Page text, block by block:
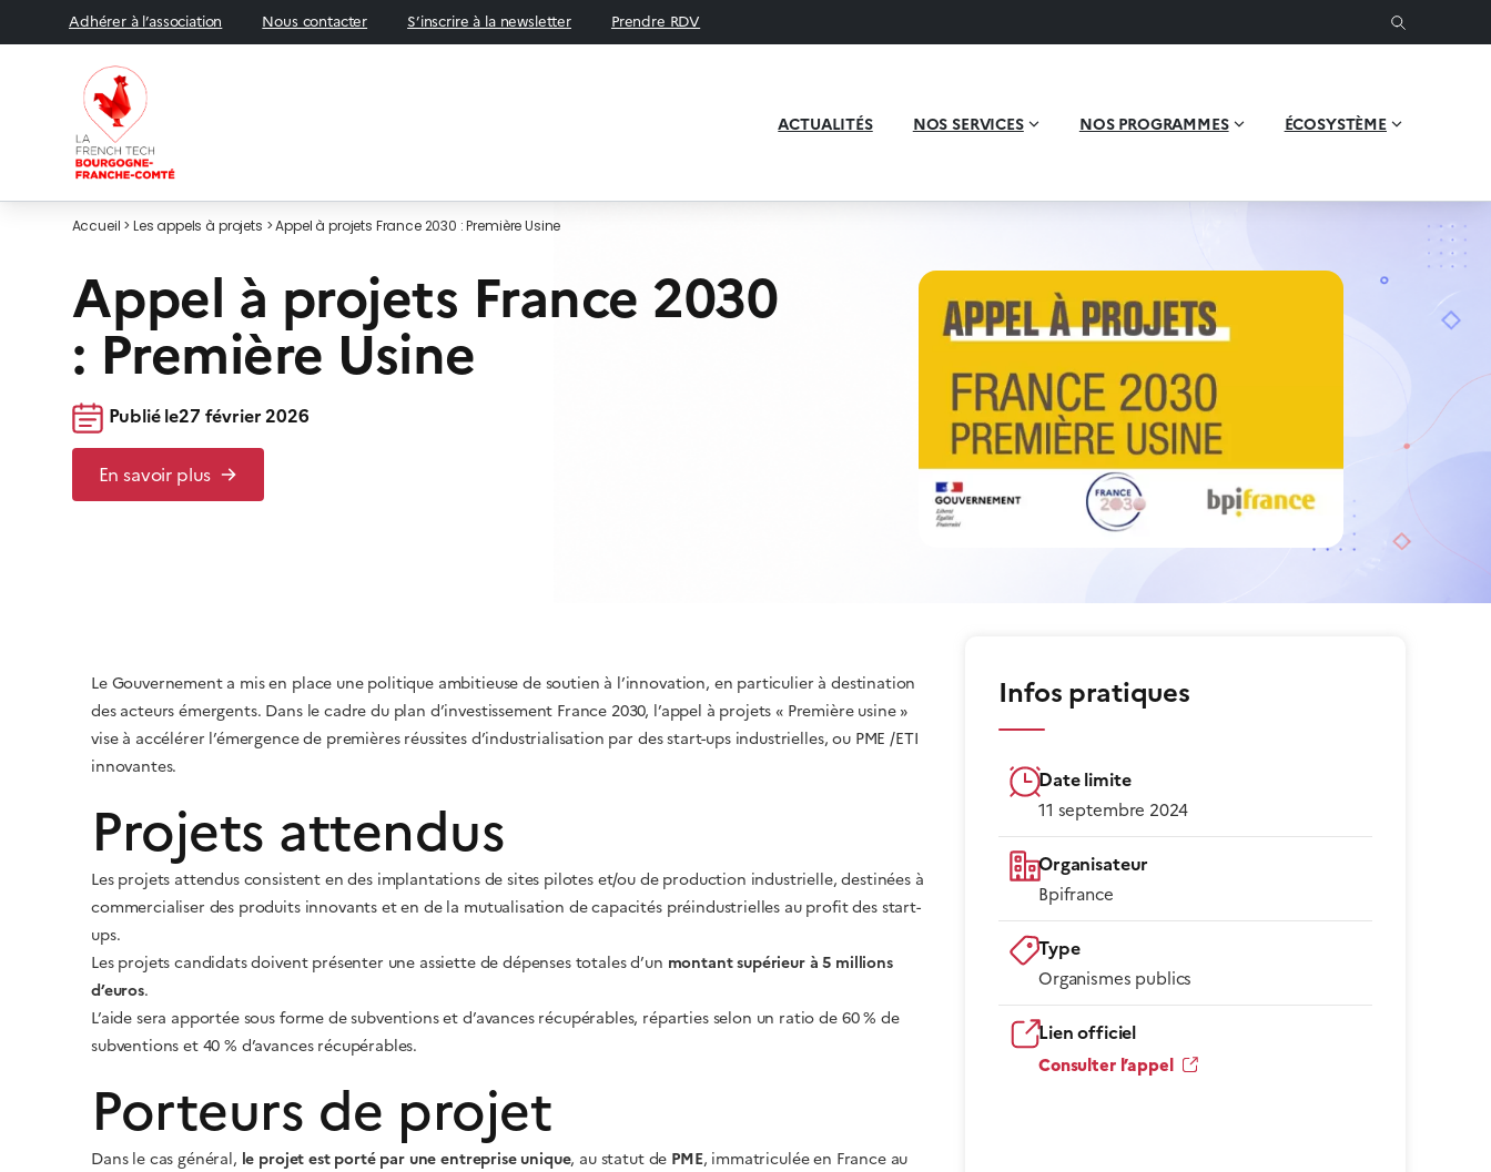
Adhérer à l’association Nous contacter S’inscrire à la newsletter Prendre RDV
ACTUALITÉS NOS SERVICES NOS PROGRAMMES ÉCOSYSTÈME
Accueil > Les appels à projets >Appel à projets France 2030 : Première Usine
Appel à projets France 2030
: Première Usine
Publié le27 février 2026
En savoir plus
Le Gouvernement a mis en place une politique ambitieuse de soutien à l’innovation, en particulier à destination
des acteurs émergents. Dans le cadre du plan d’investissement France 2030, l’appel à projets « Première usine »
vise à accélérer l’émergence de premières réussites d’industrialisation par des start-ups industrielles, ou PME /ETI
innovantes.
Projets attendus
Les projets attendus consistent en des implantations de sites pilotes et/ou de production industrielle, destinées à
commercialiser des produits innovants et en de la mutualisation de capacités préindustrielles au profit des start-
ups.
Les projets candidats doivent présenter une assiette de dépenses totales d’un montant supérieur à 5 millions
d’euros.
L’aide sera apportée sous forme de subventions et d’avances récupérables, réparties selon un ratio de 60 % de
subventions et 40 % d’avances récupérables.
Porteurs de projet
Dans le cas général, le projet est porté par une entreprise unique, au statut de PME, immatriculée en France au
Infos pratiques
Date limite
11 septembre 2024
Organisateur
Bpifrance
Type
Organismes publics
Lien officiel
Consulter l’appel